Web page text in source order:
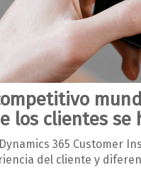
los clientes
365 Customer
del cliente y